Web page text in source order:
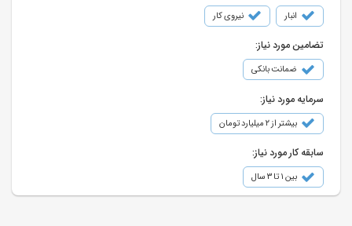
انبار نیروی کار
تضامین مورد نیاز:
ضمانت بانکی
سرمایه مورد نیاز:
بیشتر از ۲ میلیارد تومان
سابقه کار مورد نیاز:
بین ۱ تا ۳ سال